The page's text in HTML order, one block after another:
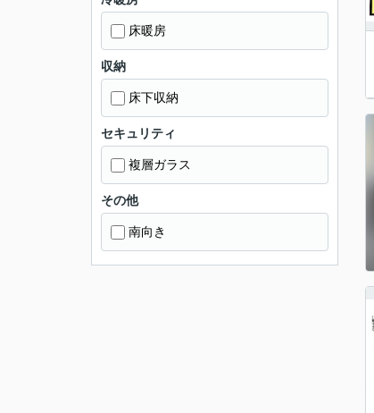
床暖房
収納
床下収納
セキュリティ
複層ガラス
その他
南向き